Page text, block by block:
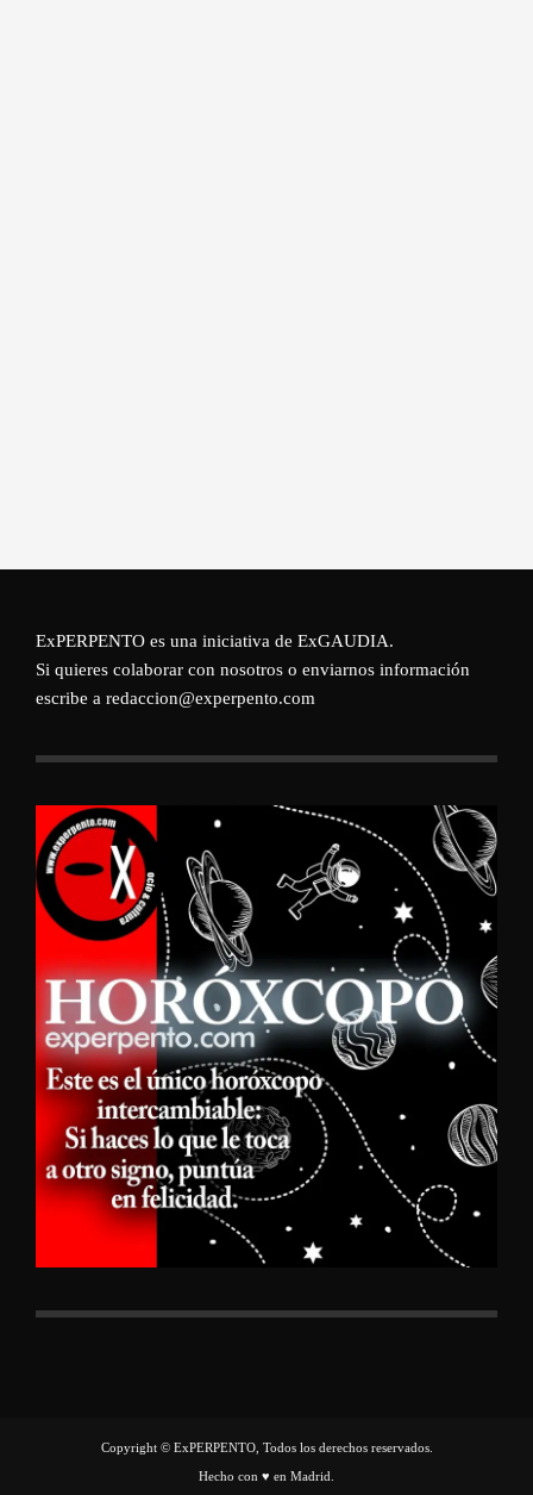
ExPERPENTO es una iniciativa de ExGAUDIA.
Si quieres colaborar con nosotros o enviarnos información
escribe a redaccion@experpento.com
Copyright © ExPERPENTO, Todos los derechos reservados.
Hecho con ♥ en Madrid.